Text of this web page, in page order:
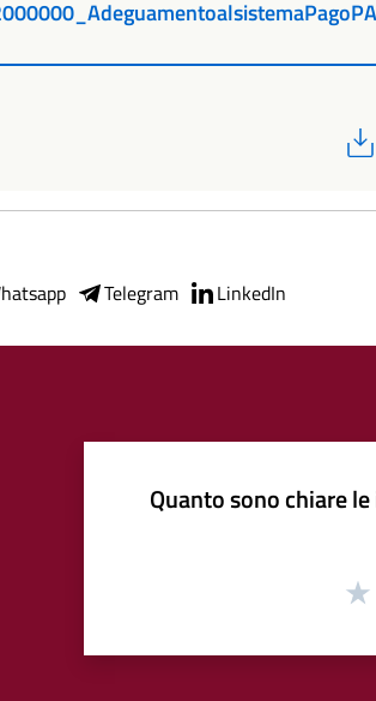
Telegram LinkedIn
Quanto sono chiare